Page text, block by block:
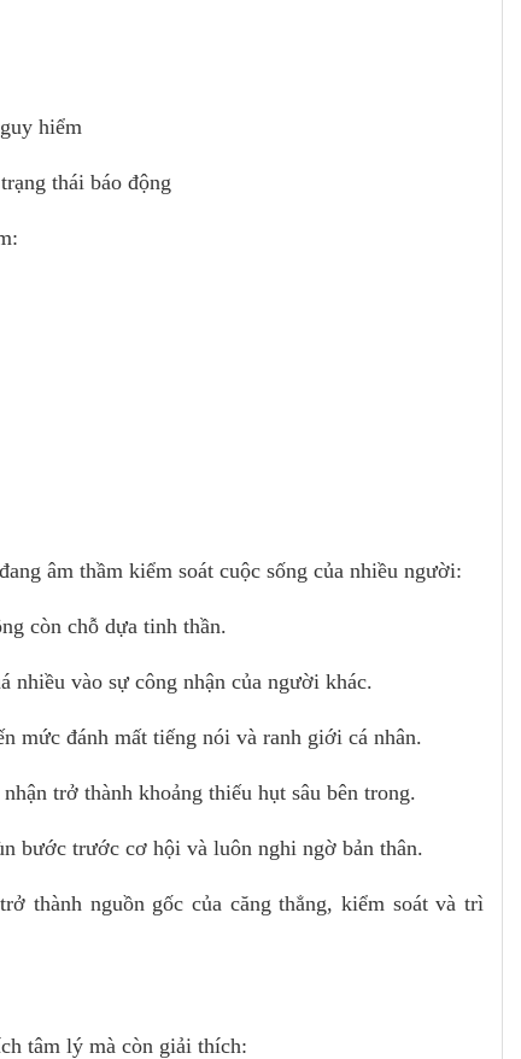
hiểm
thái báo động
âm thầm kiểm soát cuộc sống của nhiều người:
còn chỗ dựa tinh thần.
vào sự công nhận của người khác.
mức đánh mất tiếng nói và ranh giới cá nhân.
trở thành khoảng thiếu hụt sâu bên trong.
bước trước cơ hội và luôn nghi ngờ bản thân.
thành nguồn gốc của căng thẳng, kiểm soát và trì
tâm lý mà còn giải thích: